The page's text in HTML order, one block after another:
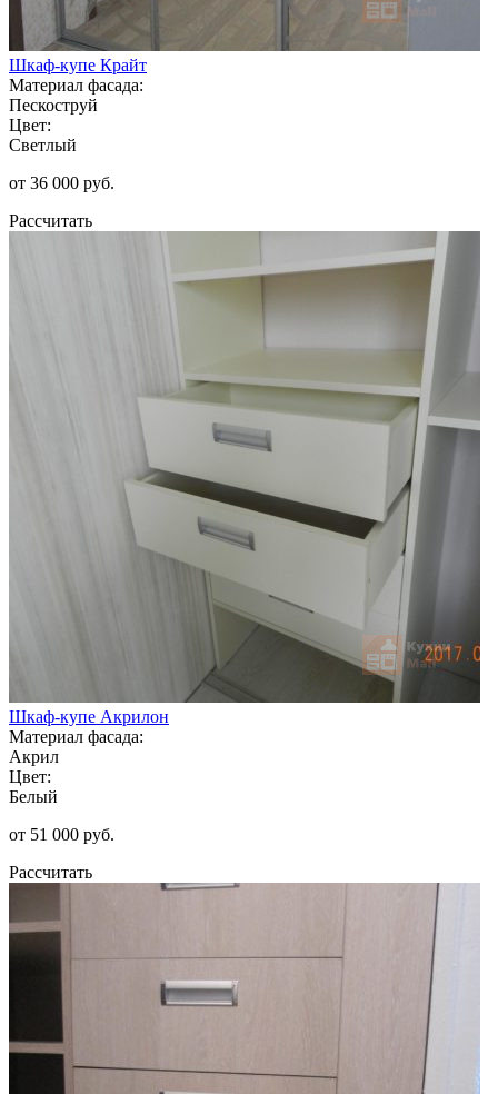
Шкаф-купе Крайт
Материал фасада:
Пескоструй
Цвет:
Светлый
от 36 000 руб.
Рассчитать
Шкаф-купе Акрилон
Материал фасада:
Акрил
Цвет:
Белый
от 51 000 руб.
Рассчитать